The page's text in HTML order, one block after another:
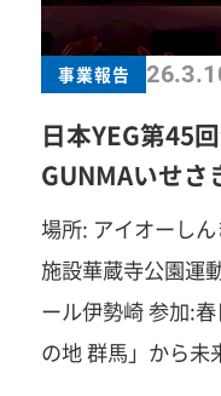
さ」「苦しさ」「
まずは見学だけで
0568-81-4141み
しています！
事業報告
日本YEG第45
GUNMAいせさ
場所: アイオーし
施設華蔵寺公園運動施設 メガネのイ
ール伊勢崎 参加:春日井YEGメンバー 「始まり
の地 群馬」から未来へ To the Next